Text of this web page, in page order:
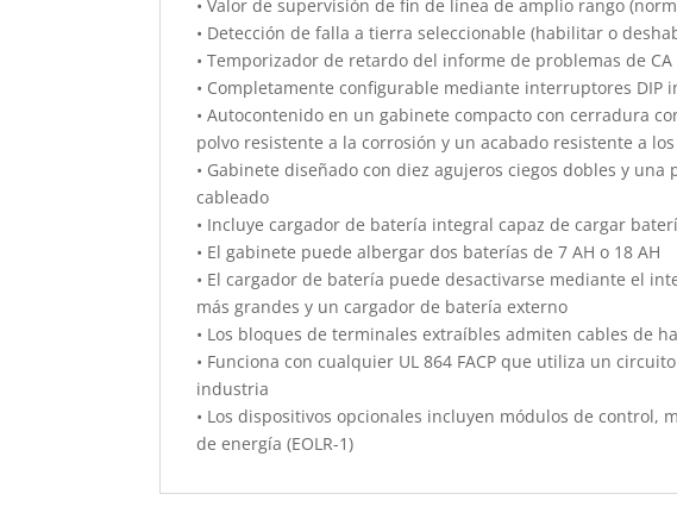
• Valor de supervisión de fin de línea de amplio rango
• Detección de falla a tierra seleccionable (habilitar o
• Temporizador de retardo del informe de problemas de CA
• Completamente configurable mediante interruptores
• Autocontenido en un gabinete compacto con cerradura
polvo resistente a la corrosión y un acabado resistente a
• Gabinete diseñado con diez agujeros ciegos dobles y
cableado
• Incluye cargador de batería integral capaz de cargar
• El gabinete puede albergar dos baterías de 7 AH o 18 AH
• El cargador de batería puede desactivarse mediante el
más grandes y un cargador de batería externo
• Los bloques de terminales extraíbles admiten cables de
• Funciona con cualquier UL 864 FACP que utiliza un
industria
• Los dispositivos opcionales incluyen módulos de control,
de energía (EOLR-1)